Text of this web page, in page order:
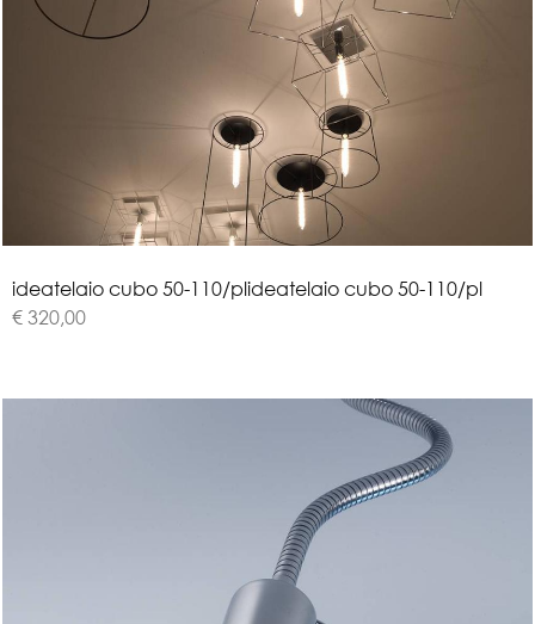
ideatelaio cubo 50-1 10/plideatelaio cubo 50-110/pl
€ 320,00